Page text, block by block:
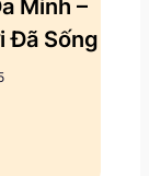
Minh –
Đã Sống